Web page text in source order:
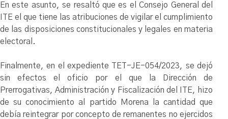
En este asunto, se resaltó que es el Consejo General del
ITE el que tiene las atribuciones de vigilar el cumplimiento
de las disposiciones constitucionales y legales en materia
electoral.
Finalmente, en el expediente TET-JE-054/2023, se dejó
sin efectos el oficio por el que la Dirección de
Prerrogativas, Administración y Fiscalización del ITE, hizo
de su conocimiento al partido Morena la cantidad que
debía reintegrar por concepto de remanentes no ejercidos